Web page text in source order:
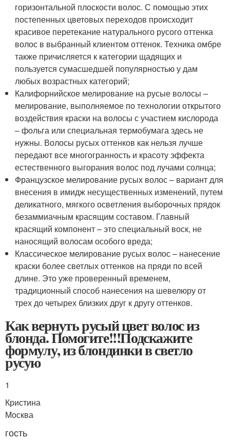
горизонтальной плоскости волос. С помощью этих
постепенных цветовых переходов происходит
красивое перетекание натурального русого оттенка
волос в выбранный клиентом оттенок. Техника омбре
также причисляется к категории щадящих и
пользуется сумасшедшей популярностью у дам
любых возрастных категорий;
Калифорнийское мелирование на русые волосы –
мелирование, выполняемое по технологии открытого
воздействия краски на волосы с участием кислорода
– фольга или специальная термобумага здесь не
нужны. Волосы русых оттенков как нельзя лучше
передают все многогранность и красоту эффекта
естественного выгорания волос под лучами солнца;
Французское мелирование русых волос – вариант для
внесения в имидж несущественных изменений, путем
деликатного, мягкого осветления выборочных прядок
безаммиачным красящим составом. Главный
красящий компонент – это специальный воск, не
наносящий волосам особого вреда;
Классическое мелирование русых волос – нанесение
краски более светлых оттенков на пряди по всей
длине. Это уже проверенный временем,
традиционный способ нанесения на шевелюру от
трех до четырех близких друг к другу оттенков.
Как вернуть русый цвет волос из
блонда. Помогите!!!Подскажите
формулу, из блондинки в светло
русую
1
Кристина
Москва
гость